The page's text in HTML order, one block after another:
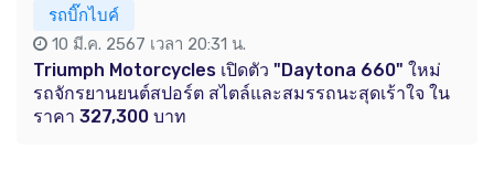
รถบิ๊กไบค์
10 มี.ค. 2567 เวลา 20:31 น.
Triumph Motorcycles เปิดตัว "Daytona 660" ใหม่
รถจักรยานยนต์สปอร์ต สไตล์และสมรรถนะสุดเร้าใจ ใน
ราคา 327,300 บาท